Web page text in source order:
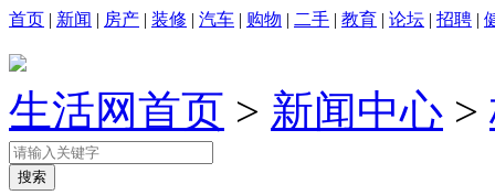
首页 | 新闻 | 房产 | 装修 | 汽车 | 购物 | 二手 | 教育 | 论坛 | 招聘 |
生活网首页 > 新闻中心 >